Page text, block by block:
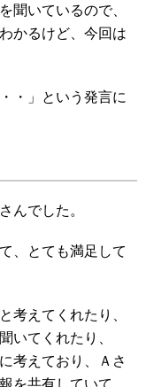
聞いているので、
かるけど、今回は
・」という発言に
んでした。
、とても満足して
考えてくれたり、
いてくれたり、
考えており、Ａさ
を共有していて、